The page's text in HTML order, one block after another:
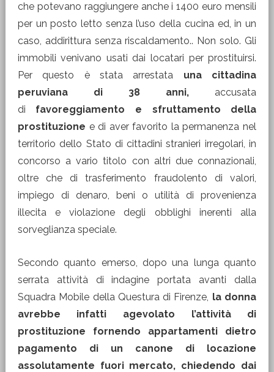
che potevano raggiungere anche i 1400 euro mensili
per un posto letto senza l’uso della cucina ed, in un
caso, addirittura senza riscaldamento.. Non solo. Gli
immobili venivano usati dai locatari per prostituirsi.
Per questo è stata arrestata una cittadina
peruviana di 38 anni, accusata
di favoreggiamento e sfruttamento della
prostituzione e di aver favorito la permanenza nel
territorio dello Stato di cittadini stranieri irregolari, in
concorso a vario titolo con altri due connazionali,
oltre che di trasferimento fraudolento di valori,
impiego di denaro, beni o utilità di provenienza
illecita e violazione degli obblighi inerenti alla
sorveglianza speciale.
Secondo quanto emerso, dopo una lunga quanto
serrata attività di indagine portata avanti dalla
Squadra Mobile della Questura di Firenze, la donna
avrebbe infatti agevolato l’attività di
prostituzione fornendo appartamenti dietro
pagamento di un canone di locazione
assolutamente fuori mercato, chiedendo dai